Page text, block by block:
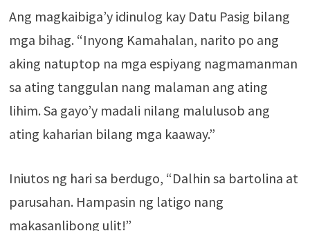
Ang magkaibiga’y idinulog kay Datu Pasig bilang
mga bihag. “Inyong Kamahalan, narito po ang
aking natuptop na mga espiyang nagmamanman
sa ating tanggulan nang malaman ang ating
lihim. Sa gayo’y madali nilang malulusob ang
ating kaharian bilang mga kaaway.”
Iniutos ng hari sa berdugo, “Dalhin sa bartolina at
parusahan. Hampasin ng latigo nang
makasanlibong ulit!”